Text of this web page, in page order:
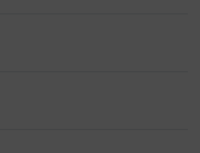
triển và tiếp tục